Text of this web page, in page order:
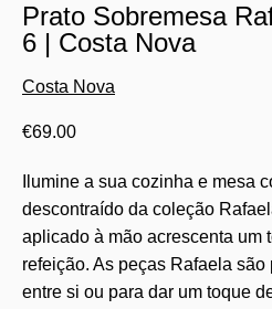
Prato Sobremesa
6 | Costa Nova
Costa Nova
€69.00
Ilumine a sua cozinha e mesa
descontraído da coleção
aplicado à mão acrescenta um
refeição. As peças Rafaela
entre si ou para dar um toque